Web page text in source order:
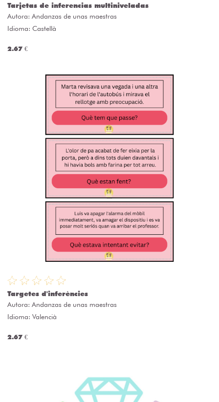
Tarjetas de inferencias multiniveladas
Autora: Andanzas de unas maestras
Idioma: Castellà
2.67 €
Targetes d'inferències
Autora: Andanzas de unas maestras
Idioma: Valencià
2.67 €